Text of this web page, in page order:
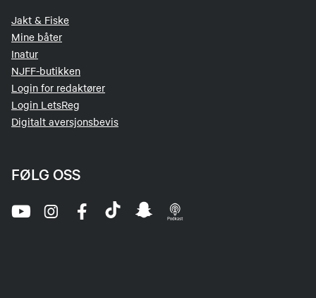
Jakt & Fiske
Mine båter
Inatur
NJFF-butikken
Login for redaktører
Login LetsReg
Digitalt aversjonsbevis
FØLG OSS